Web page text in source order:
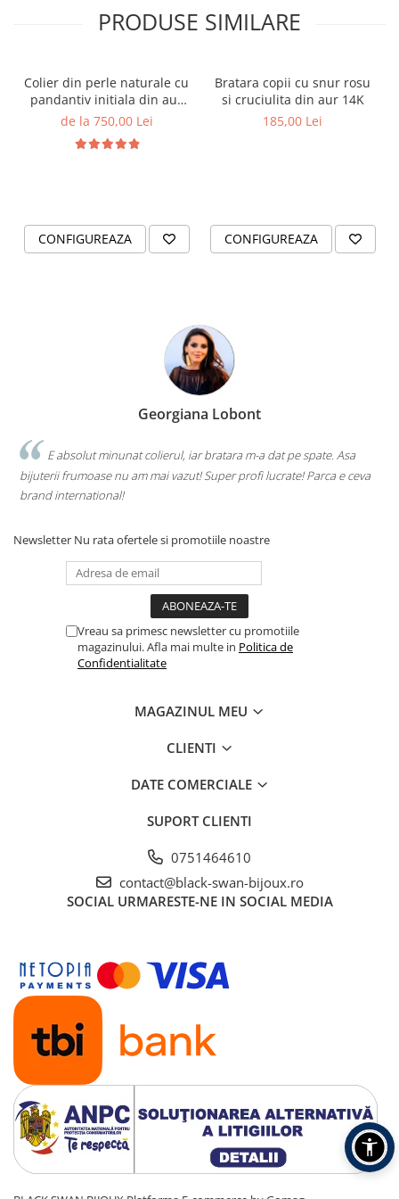
PRODUSE SIMILARE
Colier din perle naturale cu
pandantiv initiala din aur
14K si bilute din aur 14K de
de la 750,00 Lei
CONFIGUREAZA
Bratara copii cu snur rosu
si cruciulita din aur 14K
185,00 Lei
CONFIGUREAZA
Georgiana Lobont
E absolut minunat colierul, iar bratara m-a dat pe spate. Asa
bijuterii frumoase nu am mai vazut! Super profi lucrate! Parca e ceva
brand international!
Newsletter Nu rata ofertele si promotiile noastre
Vreau sa primesc newsletter cu promotiile
magazinului. Afla mai multe in Politica de
Confidentialitate
MAGAZINUL MEU
CLIENTI
DATE COMERCIALE
SUPORT CLIENTI
0751464610
contact@black-swan-bijoux.ro
SOCIAL URMARESTE-NE IN SOCIAL MEDIA